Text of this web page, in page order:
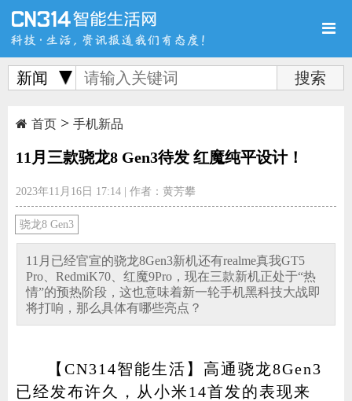
首页
导购
图赏 游记 直播
新闻
首页> 手机新品
11月三款骁龙8 Gen3待发 红魔纯平设计！
2023年11月16日 17:14| 作者：黄芳攀
骁龙8 Gen3
11月已经官宣的骁龙8Gen3新机还有realme真我GT5
Pro、RedmiK70、红魔9Pro，现在三款新机正处于“热
情”的预热阶段，这也意味着新一轮手机黑科技大战即
将打响，那么具体有哪些亮点？
【CN314智能生活】高通骁龙8Gen3
已经发布许久，从小米14首发的表现来